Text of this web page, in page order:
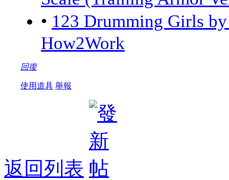
• 123 Drumming Girls
How2Work
回復
使用道具 舉報
返回列表